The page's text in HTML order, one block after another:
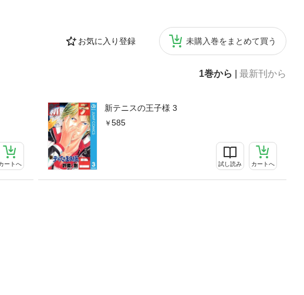
お気に入り登録 未購入巻をまとめて買う
1巻から 最新刊から
ートへ
新テニスの王子様 3
585
試し読み カートへ